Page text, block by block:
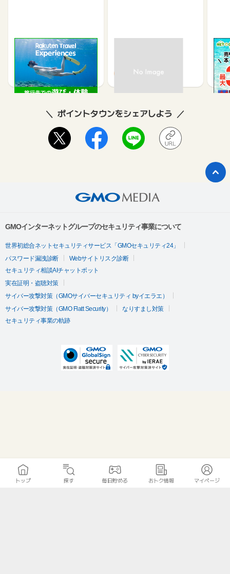
楽天トラベル観光体験
2.5% 1.3%
【
買取
ポイントタウンをシェアしよう
GMOインターネットグループのセキュリティ事業について
世界初総合ネットセキュリティサービス「GMOセキュリティ24」
パスワード漏洩診断
Webサイトリスク診断
セキュリティ相談AIチャットボット
実在証明・盗聴対策
サイバー攻撃対策（GMOサイバーセキュリティ byイエラエ）
サイバー攻撃対策（GMO Flatt Security）
なりすまし対策
セキュリティ事業の軌跡
トップ 探す 毎日貯める おトク情報 マイページ